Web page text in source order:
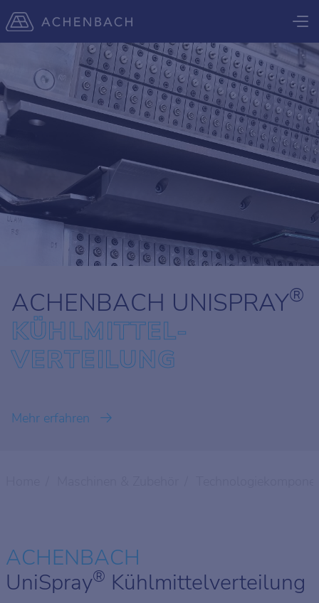
ACHENBACH UNISPRAY®
KÜHLMITTEL-
VERTEILUNG
Mehr erfahren
ACHENBACH
UniSpray® Kühlmittelverteilung